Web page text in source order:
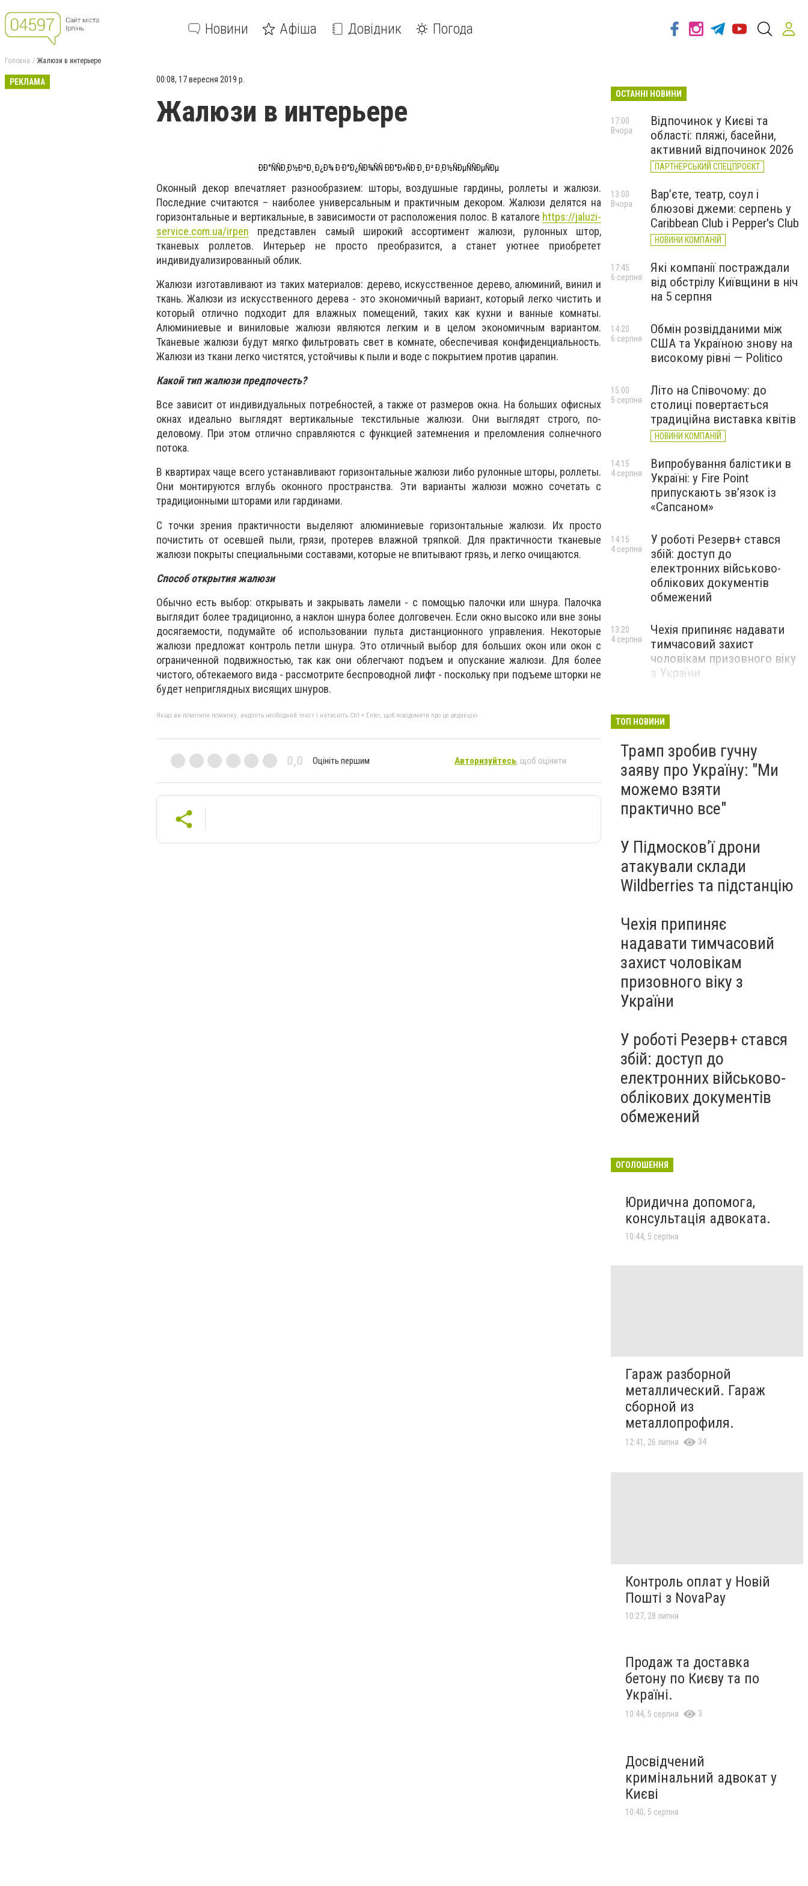
Новини Афіша Довідник Погода
Головна Жалюзи в интерьере
РЕКЛАМА 00:08, 17 вересня 2019 р.
Жалюзи в интерьере
ÐÐ°ÑÑÐ¸Ð½ÐºÐ¸ Ð¿Ð¾ Ð·Ð°Ð¿ÑÐ¾ÑÑ ÐÐ°Ð»ÑÐ·Ð¸ Ð² Ð¸Ð½ÑÐµÑÑÐµÑÐµ
Оконный декор впечатляет разнообразием: шторы, воздушные гардины, роллеты и жалюзи.
Последние считаются – наиболее универсальным и практичным декором. Жалюзи делятся на
горизонтальные и вертикальные, в зависимости от расположения полос. В каталоге https://jaluzi-
service.com.ua/irpen представлен самый широкий ассортимент жалюзи, рулонных штор,
тканевых роллетов. Интерьер не просто преобразится, а станет уютнее приобретет
индивидуализированный облик.
Жалюзи изготавливают из таких материалов: дерево, искусственное дерево, алюминий, винил и
ткань. Жалюзи из искусственного дерева - это экономичный вариант, который легко чистить и
который отлично подходит для влажных помещений, таких как кухни и ванные комнаты.
Алюминиевые и виниловые жалюзи являются легким и в целом экономичным вариантом.
Тканевые жалюзи будут мягко фильтровать свет в комнате, обеспечивая конфиденциальность.
Жалюзи из ткани легко чистятся, устойчивы к пыли и воде с покрытием против царапин.
Какой тип жалюзи предпочесть?
Все зависит от индивидуальных потребностей, а также от размеров окна. На больших офисных
окнах идеально выглядят вертикальные текстильные жалюзи. Они выглядят строго, по-
деловому. При этом отлично справляются с функцией затемнения и преломления солнечного
потока.
В квартирах чаще всего устанавливают горизонтальные жалюзи либо рулонные шторы, роллеты.
Они монтируются вглубь оконного пространства. Эти варианты жалюзи можно сочетать с
традиционными шторами или гардинами.
С точки зрения практичности выделяют алюминиевые горизонтальные жалюзи. Их просто
почистить от осевшей пыли, грязи, протерев влажной тряпкой. Для практичности тканевые
жалюзи покрыты специальными составами, которые не впитывают грязь, и легко очищаются.
Способ открытия жалюзи
Обычно есть выбор: открывать и закрывать ламели - с помощью палочки или шнура. Палочка
выглядит более традиционно, а наклон шнура более долговечен. Если окно высоко или вне зоны
досягаемости, подумайте об использовании пульта дистанционного управления. Некоторые
жалюзи предложат контроль петли шнура. Это отличный выбор для больших окон или окон с
ограниченной подвижностью, так как они облегчают подъем и опускание жалюзи. Для более
чистого, обтекаемого вида - рассмотрите беспроводной лифт - поскольку при подъеме шторки не
будет неприглядных висящих шнуров.
Якщо ви помітили помилку, виділіть необхідний текст і натисніть Ctrl + Enter, щоб повідомити про це редакцію
0,0 Оцініть першим Авторизуйтесь, щоб оцінити
ОСТАННІ НОВИНИ
Відпочинок у Києві та
області: пляжі, басейни,
активний відпочинок 2026
ПАРТНЕРСЬКИЙ СПЕЦПРОЄКТ
17:00
Вчора
Вар’єте, театр, соул і
блюзові джеми: серпень у
Caribbean Club і Pepper's Club
НОВИНИ КОМПАНІЙ
13:00
Вчора
Які компанії постраждали
від обстрілу Київщини в ніч
на 5 серпня
17:45
6 серпня
Обмін розвідданими між
США та Україною знову на
високому рівні — Politico
14:20
6 серпня
Літо на Співочому: до
столиці повертається
традиційна виставка квітів
НОВИНИ КОМПАНІЙ
15:00
5 серпня
Випробування балістики в
Україні: у Fire Point
припускають зв’язок із
«Сапсаном»
14:15
4 серпня
У роботі Резерв+ стався
збій: доступ до
електронних військово-
облікових документів
обмежений
14:15
4 серпня
Чехія припиняє надавати
тимчасовий захист
чоловікам призовного віку
з України
13:20
4 серпня
ТОП НОВИНИ
Трамп зробив гучну
заяву про Україну: "Ми
можемо взяти
практично все"
У Підмосков’ї дрони
атакували склади
Wildberries та підстанцію
Чехія припиняє
надавати тимчасовий
захист чоловікам
призовного віку з
України
У роботі Резерв+ стався
збій: доступ до
електронних військово-
облікових документів
обмежений
ОГОЛОШЕННЯ
Юридична допомога,
консультація адвоката.
10:44, 5 серпня
Гараж разборной
металлический. Гараж
сборной из
металлопрофиля.
12:41, 26 липня 34
Контроль оплат у Новій
Пошті з NovaPay
10:27, 28 липня
Продаж та доставка
бетону по Києву та по
Україні.
10:44, 5 серпня 3
Досвідчений
кримінальний адвокат у
Києві
10:40, 5 серпня